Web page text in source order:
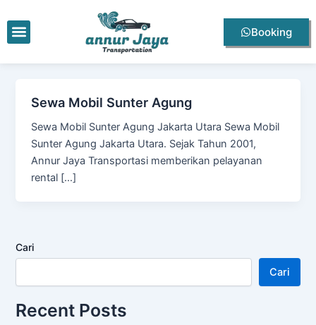
ke
konten
Menu Booking
Sewa Mobil Sunter Agung
Sewa Mobil Sunter Agung Jakarta Utara Sewa Mobil
Sunter Agung Jakarta Utara. Sejak Tahun 2001,
Annur Jaya Transportasi memberikan pelayanan
rental […]
Cari
Cari
Recent Posts